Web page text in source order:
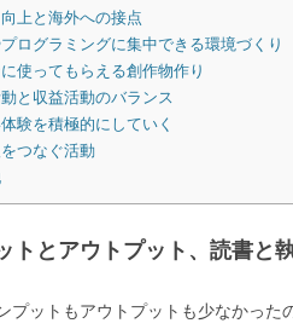
上と海外への接点
ログラミングに集中できる環境づくり
使ってもらえる創作物作り
と収益活動のバランス
験を積極的にしていく
つなぐ活動
トとアウトプット、読書と
プットもアウトプットも少なかった